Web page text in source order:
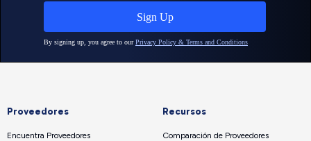
Proveedores
Encuentra Proveedores
Recursos
Comparación de Proveedores